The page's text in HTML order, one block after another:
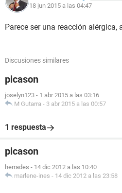
18 jun 2015 a las 04:47
Parece ser una reacción alérgica,
Discusiones similares
picason
joselyn123 - 1 abr 2015 a las 03:16
M Gutarra - 3 abr 2015 a las 00:57
1 respuesta
picason
herrades - 14 dic 2012 a las 10:40
marlene-ines - 14 dic 2012 a las 23:58